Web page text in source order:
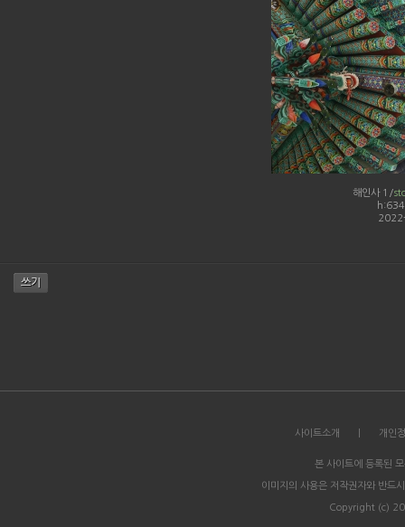
해인사 1/
사이트소개 개인
본 사이트에 등록된
이미지의 사용은 저작권자와 반드
Copyright (c)